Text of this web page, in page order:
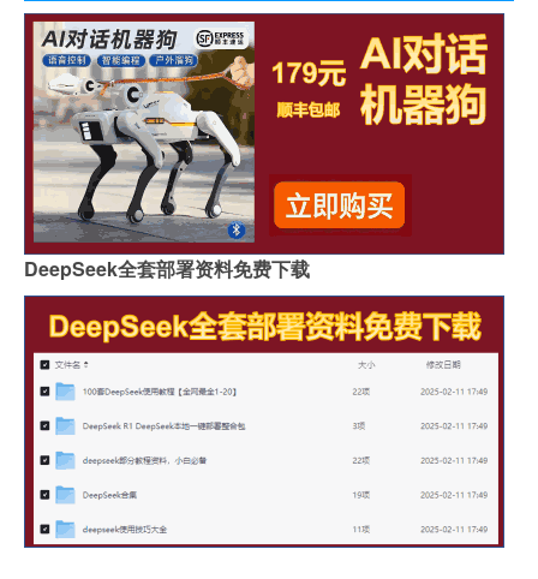
DeepSeek全套部署资料免费下载